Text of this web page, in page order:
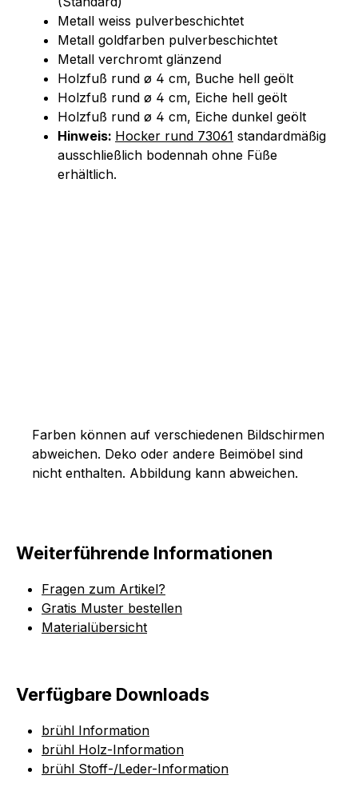
Metall weiss pulverbeschichtet
Metall goldfarben pulverbeschichtet
Metall verchromt glänzend
Holzfuß rund ø 4 cm, Buche hell geölt
Holzfuß rund ø 4 cm, Eiche hell geölt
Holzfuß rund ø 4 cm, Eiche dunkel geölt
Hinweis: Hocker rund 73061 standardmäßig
ausschließlich bodennah ohne Füße
erhältlich.
Farben können auf verschiedenen Bildschirmen
abweichen. Deko oder andere Beimöbel sind
nicht enthalten. Abbildung kann abweichen.
Weiterführende Informationen
Fragen zum Artikel?
Gratis Muster bestellen
Materialübersicht
Verfügbare Downloads
brühl Information
brühl Holz-Information
brühl Stoff-/Leder-Information